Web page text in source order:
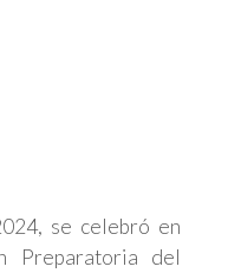
se celebró en
Preparatoria del